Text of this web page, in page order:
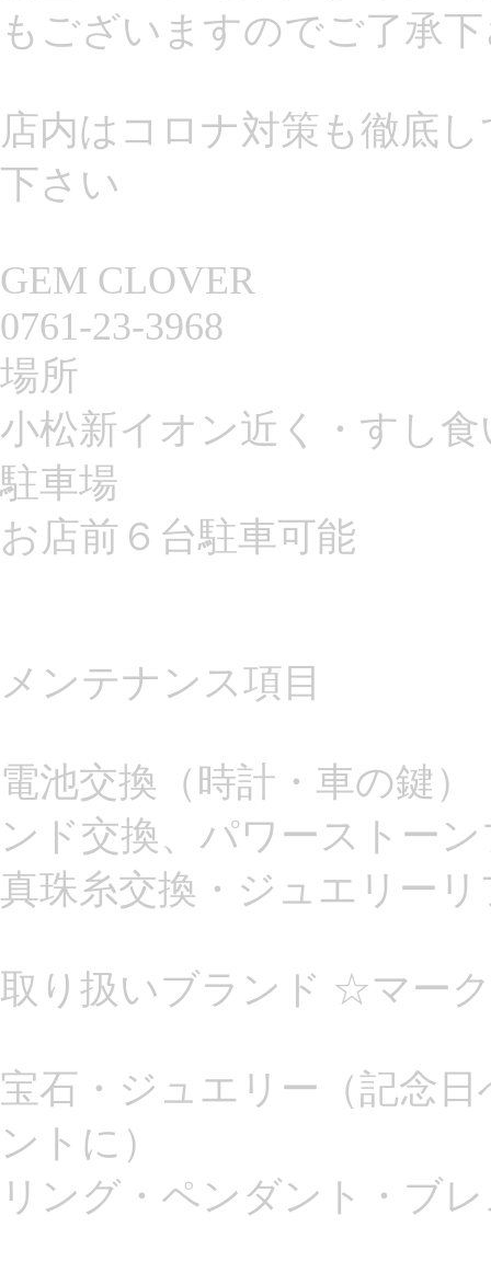
もございますのでご了承
店内はコロナ対策も徹底
下さい
GEM CLOVER
0761-23-3968
場所
小松新イオン近く・すし
駐車場
お店前６台駐車可能
メンテナンス項目
電池交換（時計・車の鍵
ンド交換、パワーストー
真珠糸交換・ジュエリー
取り扱いブランド ☆マー
宝石・ジュエリー（記念
ントに）
リング・ペンダント・ブ